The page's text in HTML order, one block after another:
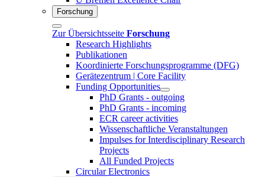
Forschung
Zur Übersichtsseite Forschung
Research Highlights
Publikationen
Koordinierte Forschungsprogramme (DFG)
Gerätezentrum | Core Facility
Funding Opportunities
PhD Grants - outgoing
PhD Grants - incoming
ECR career activities
Wissenschaftliche Veranstaltungen
Impulses for Interdisciplinary Research
Projects
All Funded Projects
Circular Electronics